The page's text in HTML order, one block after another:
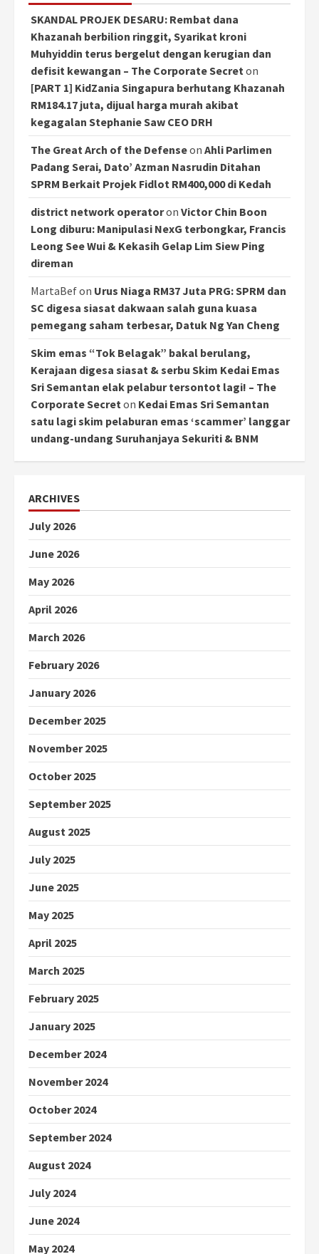
SKANDAL PROJEK DESARU: Rembat dana
Khazanah berbilion ringgit, Syarikat kroni
Muhyiddin terus bergelut dengan kerugian dan
defisit kewangan – The Corporate Secreton
[PART 1] KidZania Singapura berhutang Khazanah
RM184.17 juta, dijual harga murah akibat
kegagalan Stephanie Saw CEO DRH
The Great Arch of the Defenseon Ahli Parlimen
Padang Serai, Dato’ Azman Nasrudin Ditahan
SPRM Berkait Projek Fidlot RM400,000 di Kedah
district network operatoron Victor Chin Boon
Long diburu: Manipulasi NexG terbongkar, Francis
Leong See Wui & Kekasih Gelap Lim Siew Ping
direman
MartaBefon Urus Niaga RM37 Juta PRG: SPRM dan
SC digesa siasat dakwaan salah guna kuasa
pemegang saham terbesar, Datuk Ng Yan Cheng
Skim emas “Tok Belagak” bakal berulang,
Kerajaan digesa siasat & serbu Skim Kedai Emas
Sri Semantan elak pelabur tersontot lagi! – The
Corporate Secreton Kedai Emas Sri Semantan
satu lagi skim pelaburan emas ‘scammer’ langgar
undang-undang Suruhanjaya Sekuriti & BNM
ARCHIVES
July 2026
June 2026
May 2026
April 2026
March 2026
February 2026
January 2026
December 2025
November 2025
October 2025
September 2025
August 2025
July 2025
June 2025
May 2025
April 2025
March 2025
February 2025
January 2025
December 2024
November 2024
October 2024
September 2024
August 2024
July 2024
June 2024
May 2024